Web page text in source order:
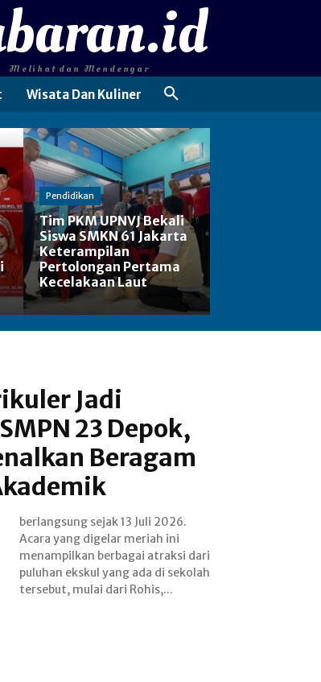
Melihat dan Mendengar
Wisata Dan Kuliner
Pendidikan
Tim PKM UPNVJ Bekali
Siswa SMKN 61 Jakarta
Keterampilan
Pertolongan Pertama
Kecelakaan Laut
Jadi
23 Depok,
Beragam
tersebut, mulai dari Rohis,...